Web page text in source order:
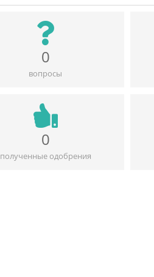
0
вопросы
0
полученные одобрения